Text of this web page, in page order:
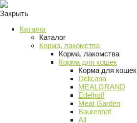
Закрыть
Каталог
Каталог
Корма, лакомства
Корма, лакомства
Корма для кошек
Корма для кошек
Delicana
MEALGRAND
Edelhoff
Meat Garden
Baurenhof
All